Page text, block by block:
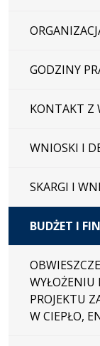
GODZINY
KONTAKT Z
WNIOSKI I
SKARGI I
BUDŻET I
WYŁOŻENIU
PROJEKTU
W CIEPŁO,